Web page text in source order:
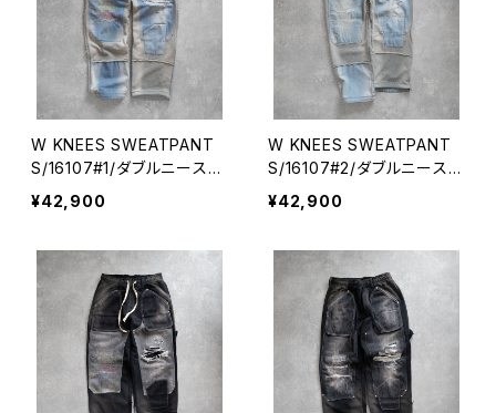
W KNEES SWEATPANT
S/16107#1/ダブルニースエ
ットパンツ
¥42,900
W KNEES SWEATPANT
S/16107#2/ダブルニースエ
ットパンツ
¥42,900